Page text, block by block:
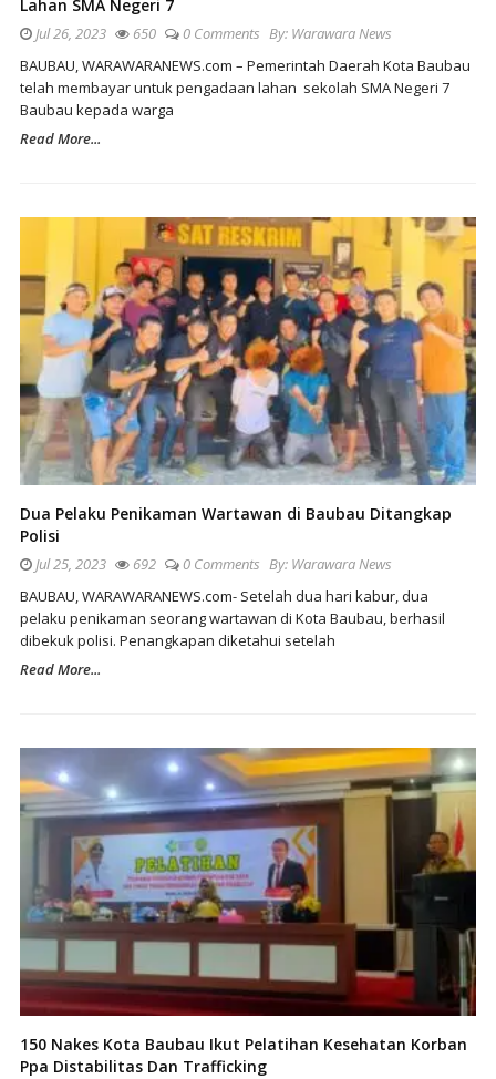
Lahan SMA Negeri 7
Jul 26, 2023 650 0 Comments By: Warawara News
BAUBAU, WARAWARANEWS.com – Pemerintah Daerah Kota Baubau
telah membayar untuk pengadaan lahan sekolah SMA Negeri 7
Baubau kepada warga
Read More...
Dua Pelaku Penikaman Wartawan di Baubau Ditangkap
Polisi
Jul 25, 2023 692 0 Comments By: Warawara News
BAUBAU, WARAWARANEWS.com- Setelah dua hari kabur, dua
pelaku penikaman seorang wartawan di Kota Baubau, berhasil
dibekuk polisi. Penangkapan diketahui setelah
Read More...
150 Nakes Kota Baubau Ikut Pelatihan Kesehatan Korban
Ppa Distabilitas Dan Trafficking